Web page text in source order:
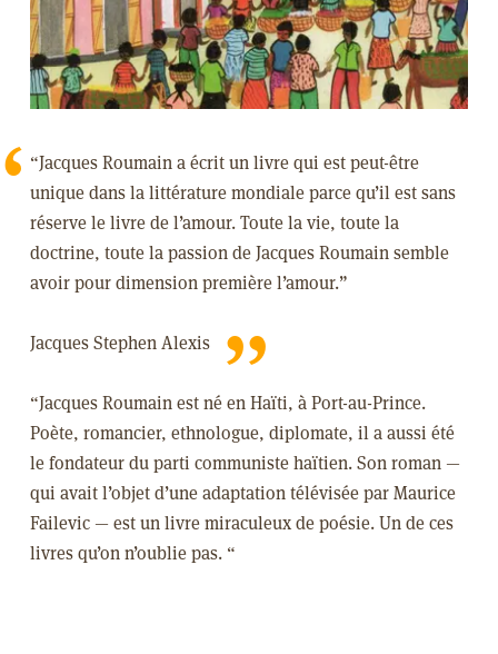
“Jacques Roumain a écrit un livre qui est peut-être
unique dans la littérature mondiale parce qu’il est sans
réserve le livre de l’amour. Toute la vie, toute la
doctrine, toute la passion de Jacques Roumain semble
avoir pour dimension première l’amour.”
Jacques Stephen Alexis
“Jacques Roumain est né en Haïti, à Port-au-Prince.
Poète, romancier, ethnologue, diplomate, il a aussi été
le fondateur du parti communiste haïtien. Son roman —
qui avait l’objet d’une adaptation télévisée par Maurice
Failevic — est un livre miraculeux de poésie. Un de ces
livres qu’on n’oublie pas. “